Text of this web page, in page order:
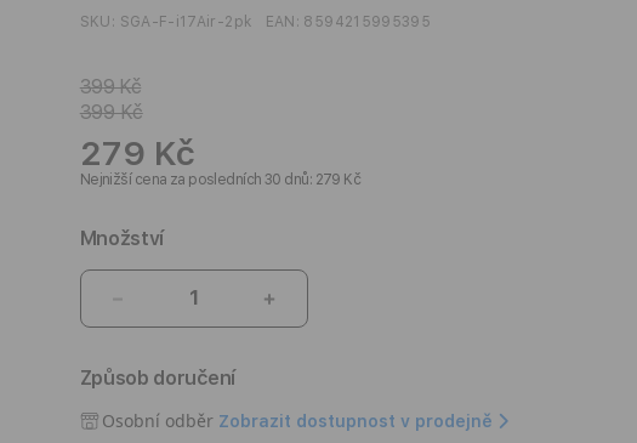
SKU: SGA-F-i17Air-2pk EAN: 8594215995395
399 Kč
399 Kč
279 Kč
Nejnižší cena za posledních 30 dnů: 279 Kč
Množství
množství
Ochranné
sklo
Zvýšit
množství
sklo
Způsob doručení
Osobní odběr Zobrazit dostupnost v prodejně